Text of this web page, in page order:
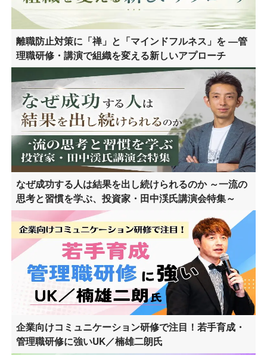
離職防止対策に「禅」と「マインドフルネス」を ―管
理職研修・講演で組織を変える新しいアプローチ
なぜ成功する人は結果を出し続けられるのか ～一流の
思考と習慣を学ぶ、投資家・田中渓氏講演会特集～
企業向けコミュニケーション研修で注目！若手育成・
管理職研修に強いUK／楠雄二朗氏